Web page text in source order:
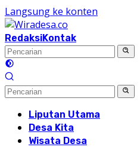
Langsung ke konten
RedaksiKontak
Liputan Utama
Desa Kita
Wisata Desa